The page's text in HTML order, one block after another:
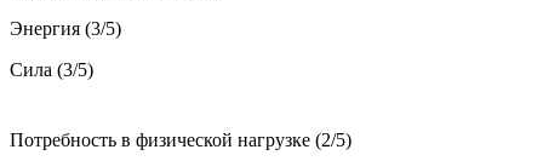
Энергия (3/5)
Сила (3/5)
Потребность в физической нагрузке (2/5)